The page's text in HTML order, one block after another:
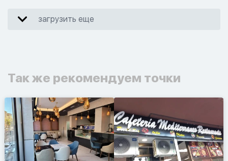
загрузить еще
Так же рекомендуем точки